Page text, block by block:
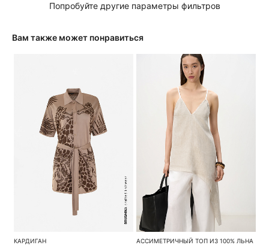
Попробуйте другие параметры фильтров
Вам также может понравиться
КАРДИГАН АССИМЕТРИЧНЫЙ ТОП ИЗ 100% ЛЬНА